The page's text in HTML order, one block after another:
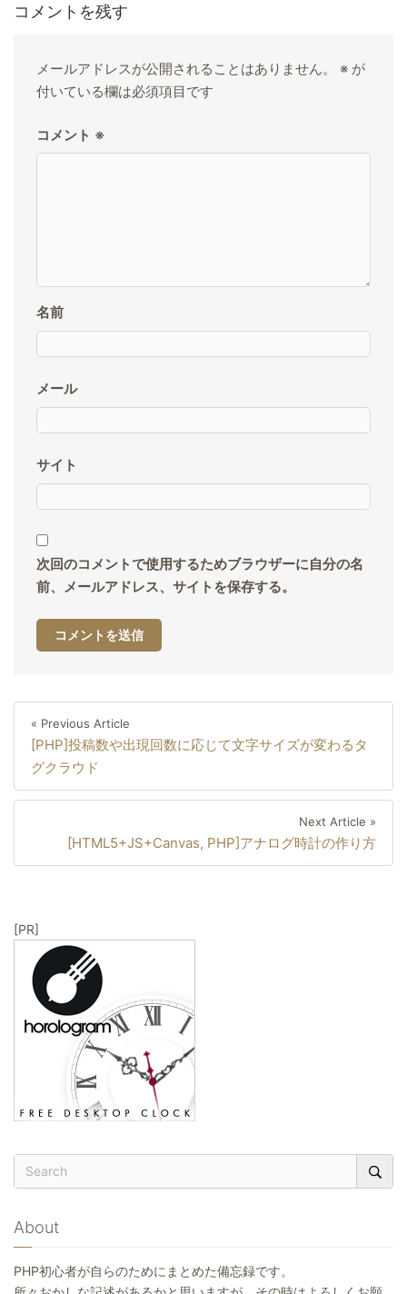
コメントを残す
メールアドレスが公開されることはありません。 ※ が
付いている欄は必須項目です
コメント ※
名前
メール
サイト
次回のコメントで使用するためブラウザーに自分の名
前、メールアドレス、サイトを保存する。
ビ
シ
Previous
Article
« Previous Article
[PHP]投稿数や出現回数に応じて文字サイズが変わるタ
グクラウド
Next Article »
[HTML5+JS+Canvas, PHP]アナログ時計の作り方
[PR]
About
PHP初心者が自らのためにまとめた備忘録です。